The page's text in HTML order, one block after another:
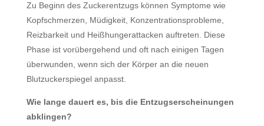
Zu Beginn des Zuckerentzugs können Symptome wie
Kopfschmerzen, Müdigkeit, Konzentrationsprobleme,
Reizbarkeit und Heißhungerattacken auftreten. Diese
Phase ist vorübergehend und oft nach einigen Tagen
überwunden, wenn sich der Körper an die neuen
Blutzuckerspiegel anpasst.
Wie lange dauert es, bis die Entzugserscheinungen
abklingen?